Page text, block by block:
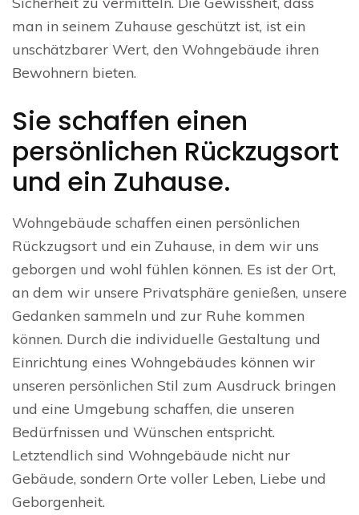
man in seinem Zuhause geschützt ist, ist ein
unschätzbarer Wert, den Wohngebäude ihren
Bewohnern bieten.
Sie schaffen einen
persönlichen Rückzugsort
und ein Zuhause.
Wohngebäude schaffen einen persönlichen
Rückzugsort und ein Zuhause, in dem wir uns
geborgen und wohl fühlen können. Es ist der Ort,
an dem wir unsere Privatsphäre genießen, unsere
Gedanken sammeln und zur Ruhe kommen
können. Durch die individuelle Gestaltung und
Einrichtung eines Wohngebäudes können wir
unseren persönlichen Stil zum Ausdruck bringen
und eine Umgebung schaffen, die unseren
Bedürfnissen und Wünschen entspricht.
Letztendlich sind Wohngebäude nicht nur
Gebäude, sondern Orte voller Leben, Liebe und
Geborgenheit.